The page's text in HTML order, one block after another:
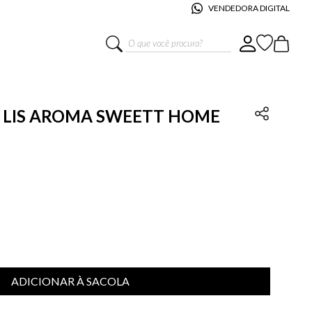
VENDEDORA DIGITAL
O que você procura?
AROMA SWEETT HOME
ADICIONAR À SACOLA